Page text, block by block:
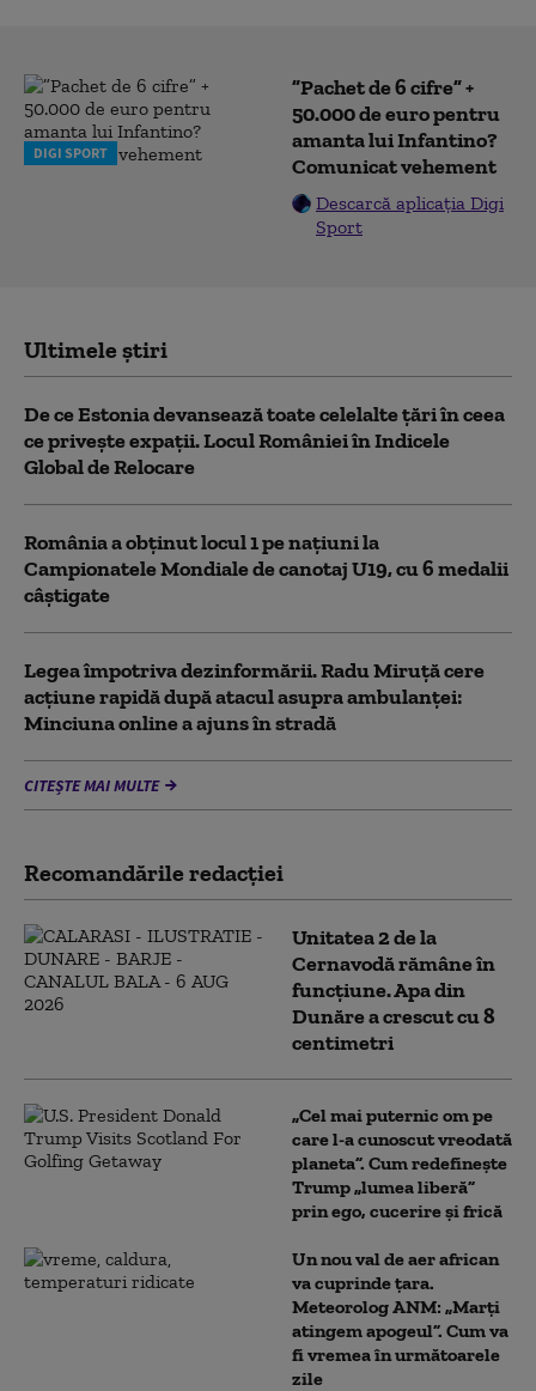
DIGI SPORT
”Pachet de 6 cifre” +
50.000 de euro pentru
amanta lui Infantino?
Comunicat vehement
Descarcă aplicația Digi
Sport
Ultimele știri
De ce Estonia devansează toate celelalte țări în ceea
ce privește expații. Locul României în Indicele
Global de Relocare
România a obținut locul 1 pe naţiuni la
Campionatele Mondiale de canotaj U19, cu 6 medalii
câștigate
Legea împotriva dezinformării. Radu Miruță cere
acțiune rapidă după atacul asupra ambulanței:
Minciuna online a ajuns în stradă
CITEȘTE MAI MULTE
Recomandările redacţiei
Unitatea 2 de la
Cernavodă rămâne în
funcțiune. Apa din
Dunăre a crescut cu 8
centimetri
„Cel mai puternic om pe
care l-a cunoscut vreodată
planeta”. Cum redefinește
Trump „lumea liberă”
prin ego, cucerire și frică
Un nou val de aer african
va cuprinde țara.
Meteorolog ANM: „Marți
atingem apogeul”. Cum va
fi vremea în următoarele
zile